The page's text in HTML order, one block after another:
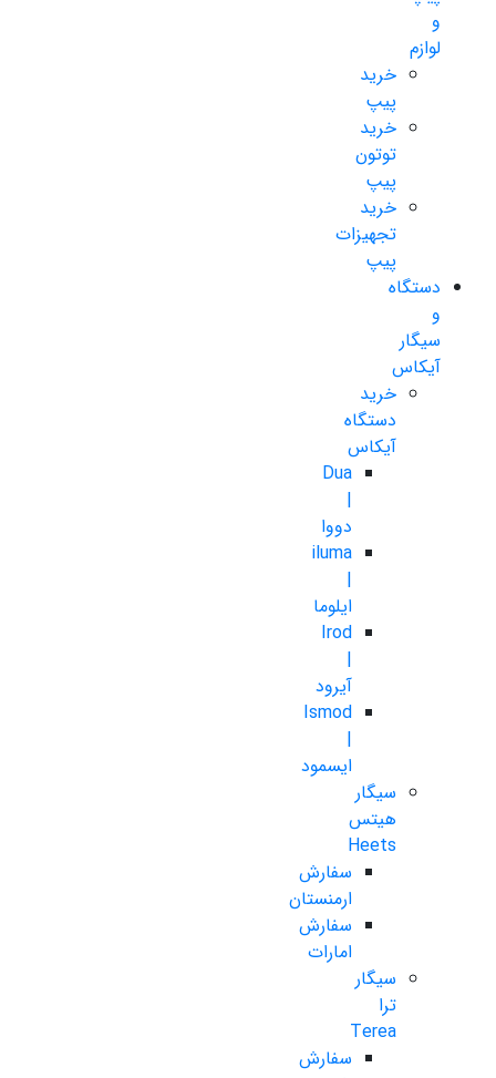
و
لوازم
خرید
پیپ
خرید
توتون
پیپ
خرید
تجهیزات
پیپ
دستگاه
و
سیگار
آیکاس
خرید
دستگاه
آیکاس
Dua
|
دووا
iluma
|
ایلوما
Irod
|
آیرود
Ismod
|
ایسمود
سیگار
هیتس
Heets
سفارش
ارمنستان
سفارش
امارات
سیگار
ترا
Terea
سفارش